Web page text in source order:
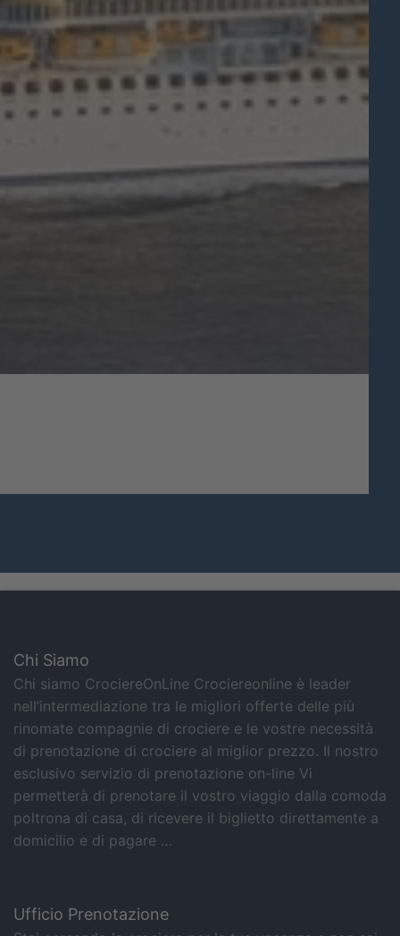
Chi Siamo
Chi siamo CrociereOnLine Crociereonline è leader
nell’intermediazione tra le migliori offerte delle più
rinomate compagnie di crociere e le vostre necessità
di prenotazione di crociere al miglior prezzo. Il nostro
esclusivo servizio di prenotazione on-line Vi
permetterà di prenotare il vostro viaggio dalla comoda
poltrona di casa, di ricevere il biglietto direttamente a
domicilio e di pagare …
Ufficio Prenotazione